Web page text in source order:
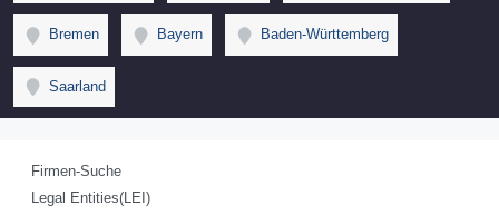
Bremen Bayern Baden-Württemberg
Saarland
Firmen-Suche
Legal Entities(LEI)